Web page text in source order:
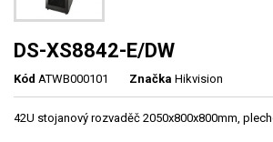
DS-XS8842-E/DW
Kód ATWB000101 Značka Hikvision
42U stojanový rozvaděč 2050x800x800mm,